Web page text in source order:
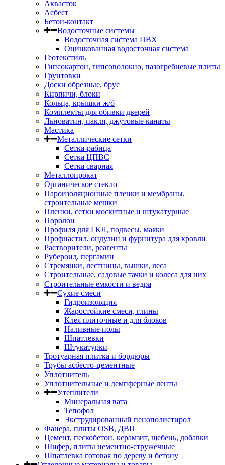
Аквасток
Асбест
Бетон-контакт
Водосточные системы
Водосточная система ПВХ
Оцинкованная водосточная система
Геотекстиль
Гипсокартон, гипсоволокно, пазогребневые плиты
Грунтовки
Доски обрезные, брус
Кирпичи, блоки
Кольца, крышки ж/б
Комплекты для обивки дверей
Льноватин, пакля, джутовые канаты
Мастика
Металлические сетки
Сетка-рабица
Сетка ЦПВС
Сетка сварная
Металлопрокат
Органическое стекло
Пароизоляционные пленки и мембраны,
строительные мешки
Пленки, сетки москитные и штукатурные
Поролон
Профиля для ГКЛ, подвесы, маяки
Профнастил, ондулин и фурнитура для кровли
Растворители, реагенты
Рубероид, пергамин
Стремянки, лестницы, вышки, леса
Строительные, садовые тачки и колеса для них
Строительные емкости и ведра
Сухие смеси
Гидроизоляция
Жаростойкие смеси, глины
Клея плиточные и для блоков
Наливные полы
Шпатлевки
Штукатурки
Тротуарная плитка и бордюры
Трубы асбесто-цементные
Уплотнитель
Уплотнительные и демпферные ленты
Утеплители
Минеральная вата
Тепофол
Экструдированный пенополистирол
Фанера, плиты OSB, ДВП
Цемент, пескобетон, керамзит, щебень, добавки
Шифер, плиты цементно-стружечные
Шпатлевка готовая по дереву и бетону